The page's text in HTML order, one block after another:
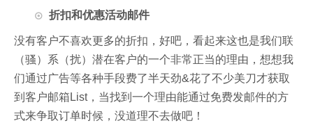
折扣和优惠活动邮件
没有客户不喜欢更多的折扣，好吧，看起来这也是我们联
（骚）系（扰）潜在客户的一个非常正当的理由，想想我
们通过广告等各种手段费了半天劲&花了不少美刀才获取
到客户邮箱List，当找到一个理由能通过免费发邮件的方
式来争取订单时候，没道理不去做吧！